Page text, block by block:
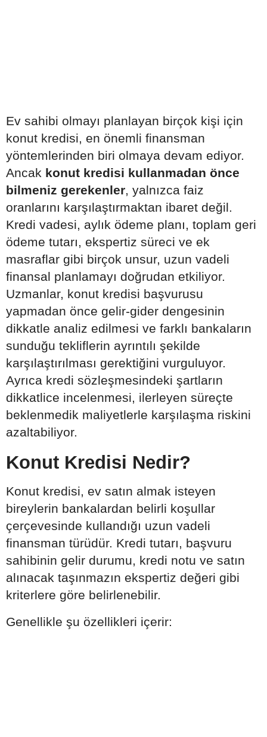
Ev sahibi olmayı planlayan birçok kişi için
konut kredisi, en önemli finansman
yöntemlerinden biri olmaya devam ediyor.
Ancak konut kredisi kullanmadan önce
bilmeniz gerekenler, yalnızca faiz
oranlarını karşılaştırmaktan ibaret değil.
Kredi vadesi, aylık ödeme planı, toplam geri
ödeme tutarı, ekspertiz süreci ve ek
masraflar gibi birçok unsur, uzun vadeli
finansal planlamayı doğrudan etkiliyor.
Uzmanlar, konut kredisi başvurusu
yapmadan önce gelir-gider dengesinin
dikkatle analiz edilmesi ve farklı bankaların
sunduğu tekliflerin ayrıntılı şekilde
karşılaştırılması gerektiğini vurguluyor.
Ayrıca kredi sözleşmesindeki şartların
dikkatlice incelenmesi, ilerleyen süreçte
beklenmedik maliyetlerle karşılaşma riskini
azaltabiliyor.
Konut Kredisi Nedir?
Konut kredisi, ev satın almak isteyen
bireylerin bankalardan belirli koşullar
çerçevesinde kullandığı uzun vadeli
finansman türüdür. Kredi tutarı, başvuru
sahibinin gelir durumu, kredi notu ve satın
alınacak taşınmazın ekspertiz değeri gibi
kriterlere göre belirlenebilir.
Genellikle şu özellikleri içerir: